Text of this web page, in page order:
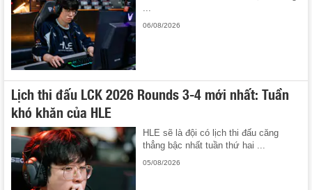
06/08/2026
Lịch thi đấu LCK 2026 Rounds 3-4 mới nhất: Tuần
khó khăn của HLE
HLE sẽ là đội có lịch thi đấu căng
thẳng bậc nhất tuần thứ hai ...
05/08/2026